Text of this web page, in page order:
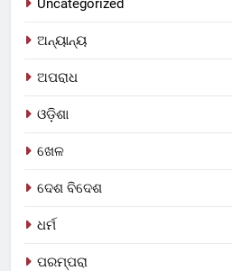
Uncategorized
ଅନ୍ୟାନ୍ୟ
ଅପରାଧ
ଓଡ଼ିଶା
ଖେଳ
ଦେଶ ବିଦେଶ
ଧର୍ମ
ପରମ୍ପରା